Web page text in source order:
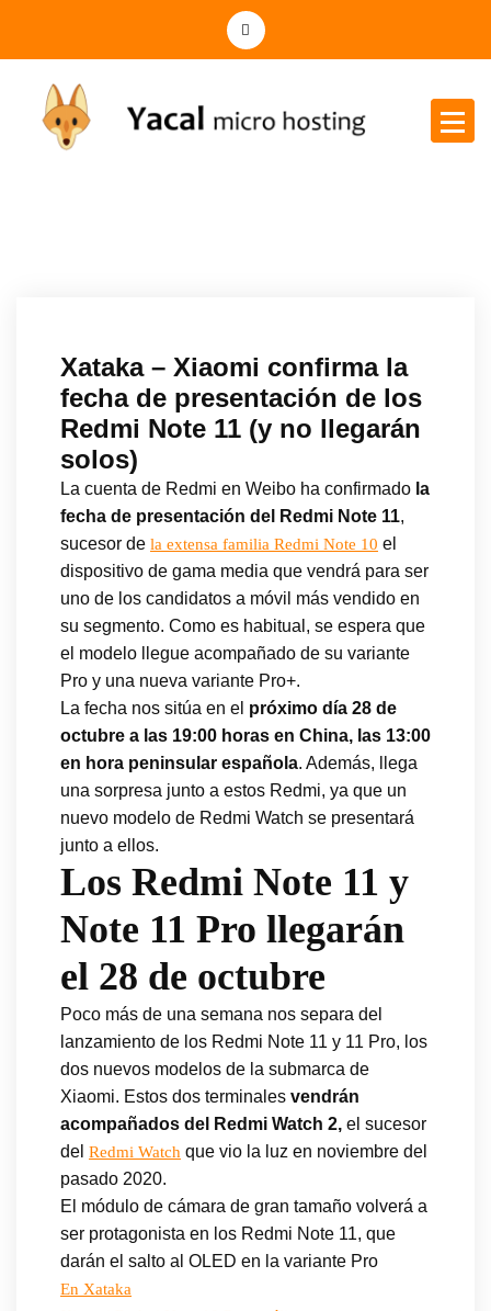
Xataka – Xiaomi confirma la
fecha de presentación de los
Redmi Note 11 (y no llegarán
solos)
La cuenta de Redmi en Weibo ha confirmado la
fecha de presentación del Redmi Note 11,
sucesor de la extensa familia Redmi Note 10 el
dispositivo de gama media que vendrá para ser
uno de los candidatos a móvil más vendido en
su segmento. Como es habitual, se espera que
el modelo llegue acompañado de su variante
Pro y una nueva variante Pro+.
La fecha nos sitúa en el próximo día 28 de
octubre a las 19:00 horas en China, las 13:00
en hora peninsular española. Además, llega
una sorpresa junto a estos Redmi, ya que un
nuevo modelo de Redmi Watch se presentará
junto a ellos.
Los Redmi Note 11 y
Note 11 Pro llegarán
el 28 de octubre
Poco más de una semana nos separa del
lanzamiento de los Redmi Note 11 y 11 Pro, los
dos nuevos modelos de la submarca de
Xiaomi. Estos dos terminales vendrán
acompañados del Redmi Watch 2, el sucesor
del Redmi Watch que vio la luz en noviembre del
pasado 2020.
El módulo de cámara de gran tamaño volverá a
ser protagonista en los Redmi Note 11, que
darán el salto al OLED en la variante Pro
En Xataka